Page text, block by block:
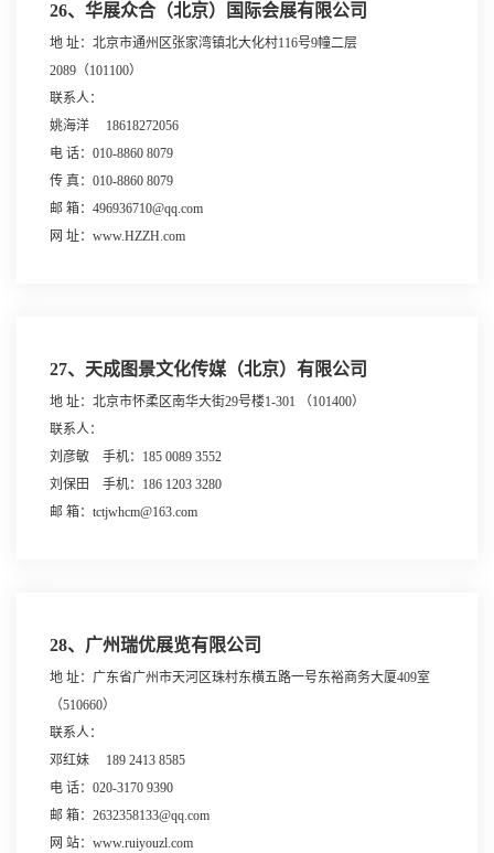
26、华展众合（北京）国际会展有限公司
地 址：北京市通州区张家湾镇北大化村116号9幢二层
2089（101100）
联系人：
姚海洋 18618272056
电 话：010-8860 8079
传 真：010-8860 8079
邮 箱：496936710@qq.com
网 址：www.HZZH.com
27、天成图景文化传媒（北京）有限公司
地 址：北京市怀柔区南华大街29号楼1-301 （101400）
联系人：
刘彦敏 手机：185 0089 3552
刘保田 手机：186 1203 3280
邮 箱：tctjwhcm@163.com
28、广州瑞优展览有限公司
地 址：广东省广州市天河区珠村东横五路一号东裕商务大厦409室
（510660）
联系人：
邓红妹 189 2413 8585
电 话：020-3170 9390
邮 箱：2632358133@qq.com
网 站：www.ruiyouzl.com